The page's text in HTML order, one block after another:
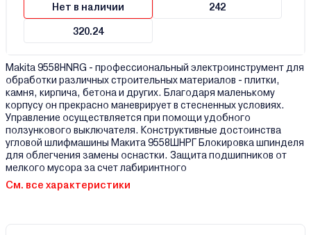
Нет в наличии 242
320.24
Makita 9558HNRG - профессиональный электроинструмент для
обработки различных строительных материалов - плитки,
камня, кирпича, бетона и других. Благодаря маленькому
корпусу он прекрасно маневрирует в стесненных условиях.
Управление осуществляется при помощи удобного
ползункового выключателя. Конструктивные достоинства
угловой шлифмашины Макита 9558ШНРГ Блокировка шпинделя
для облегчения замены оснастки. Защита подшипников от
мелкого мусора за счет лабиринтного
См. все характеристики